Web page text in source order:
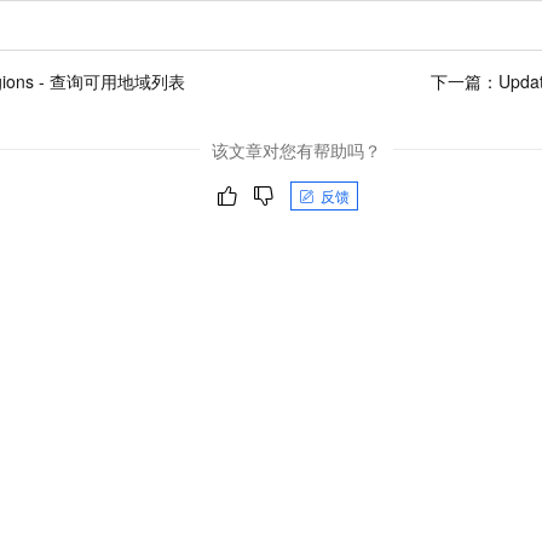
- 查询可用地域列表 下一篇：
该文章对您有帮助吗？
反馈